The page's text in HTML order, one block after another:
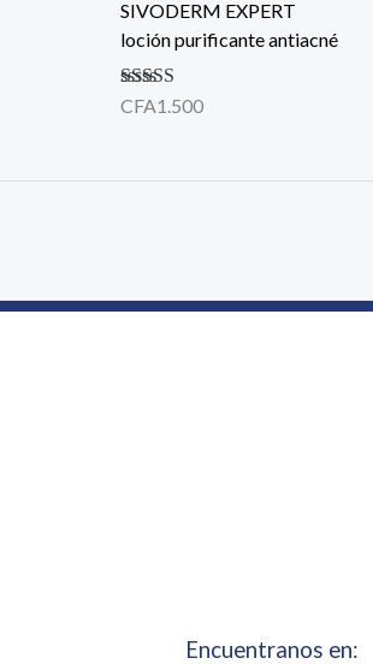
SIVODERM EXPERT
loción purificante antiacné
Valorado
CFA1.500
Encuentranos en: